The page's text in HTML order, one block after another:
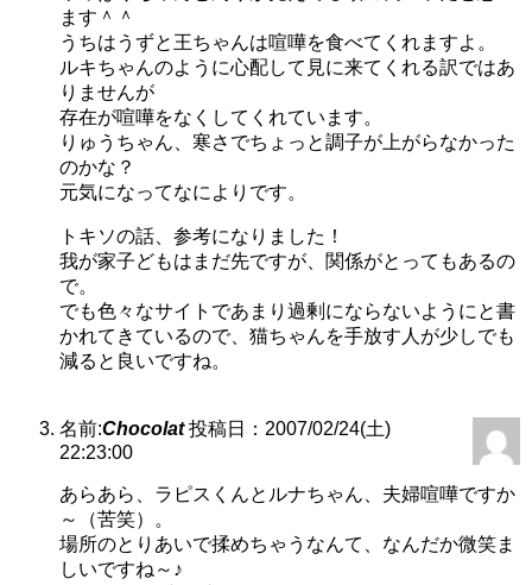
ます＾＾
うちはうずと王ちゃんは喧嘩を食べてくれますよ。
ルキちゃんのように心配して見に来てくれる訳ではあ
りませんが
存在が喧嘩をなくしてくれています。
りゅうちゃん、寒さでちょっと調子が上がらなかった
のかな？
元気になってなによりです。
トキソの話、参考になりました！
我が家子どもはまだ先ですが、関係がとってもあるの
で。
でも色々なサイトであまり過剰にならないようにと書
かれてきているので、猫ちゃんを手放す人が少しでも
減ると良いですね。
名前:Chocolat 投稿日：2007/02/24(土)
22:23:00
あらあら、ラピスくんとルナちゃん、夫婦喧嘩ですか
～（苦笑）。
場所のとりあいで揉めちゃうなんて、なんだか微笑ま
しいですね～♪